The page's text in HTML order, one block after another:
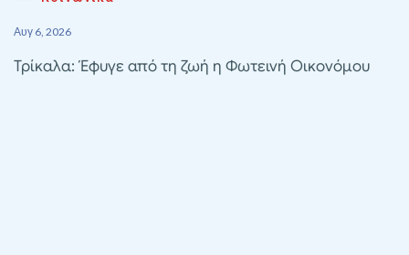
Αυγ 6, 2026
Τρίκαλα: Έφυγε από τη ζωή η Φωτεινή Οικονόμου